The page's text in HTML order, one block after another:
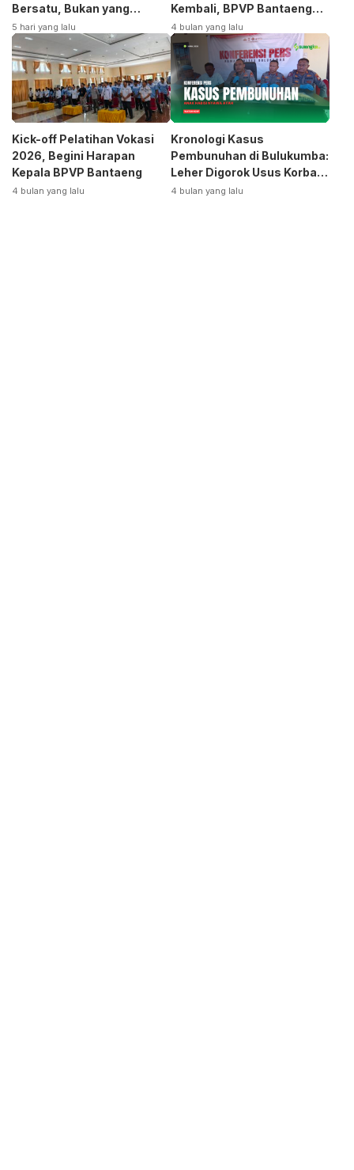
Bersatu, Bukan yang
Terpecah
5 hari yang lalu
Kembali, BPVP Bantaeng
Siap Bangkitkan Jurusan
Otomotif
4 bulan yang lalu
Kick-off Pelatihan Vokasi
2026, Begini Harapan
Kepala BPVP Bantaeng
4 bulan yang lalu
Kronologi Kasus
Pembunuhan di Bulukumba:
Leher Digorok Usus Korban
Dikeluarkan
4 bulan yang lalu